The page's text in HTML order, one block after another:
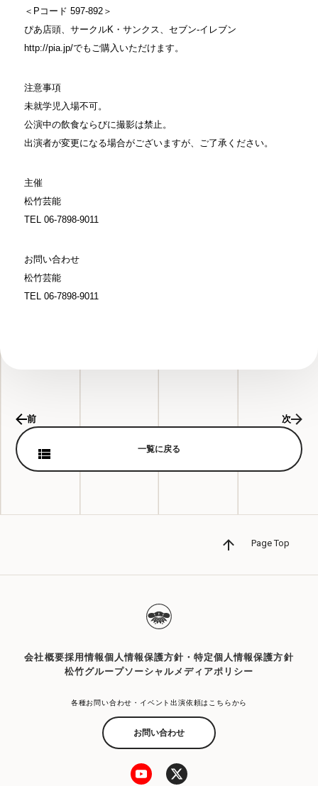
＜Pコード 597-892＞
ぴあ店頭、サークルK・サンクス、セブン-イレブン
http://pia.jp/でもご購入いただけます。
注意事項
未就学児入場不可。
公演中の飲食ならびに撮影は禁止。
出演者が変更になる場合がございますが、ご了承ください。
主催
松竹芸能
TEL 06-7898-9011
お問い合わせ
松竹芸能
TEL 06-7898-9011
前 次
一覧に戻る
Page Top
会社概要採用情報個人情報保護方針・特定個人情報保護方針
松竹グループソーシャルメディアポリシー
各種お問い合わせ・イベント出演依頼はこちらから
お問い合わせ